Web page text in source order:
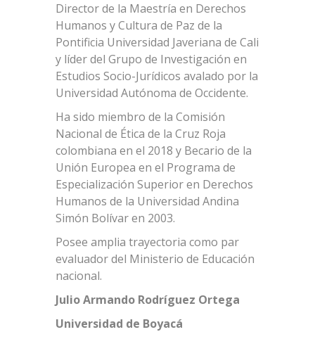
Director de la Maestría en Derechos
Humanos y Cultura de Paz de la
Pontificia Universidad Javeriana de Cali
y líder del Grupo de Investigación en
Estudios Socio-Jurídicos avalado por la
Universidad Autónoma de Occidente.
Ha sido miembro de la Comisión
Nacional de Ética de la Cruz Roja
colombiana en el 2018 y Becario de la
Unión Europea en el Programa de
Especialización Superior en Derechos
Humanos de la Universidad Andina
Simón Bolívar en 2003.
Posee amplia trayectoria como par
evaluador del Ministerio de Educación
nacional.
Julio Armando Rodríguez Ortega
Universidad de Boyacá